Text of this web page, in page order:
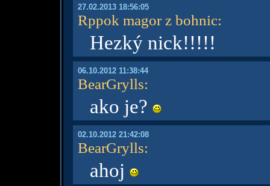
27.02.2013 18:56:05
Rppok magor z bohnic:
Hezký nick!!!!!
06.10.2012 11:38:44
BearGrylls:
ako je?
02.10.2012 21:42:08
BearGrylls:
ahoj